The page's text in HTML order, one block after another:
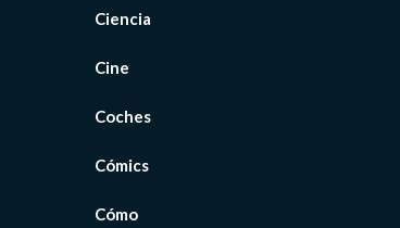
Ciencia
Cine
Coches
Cómics
Cómo